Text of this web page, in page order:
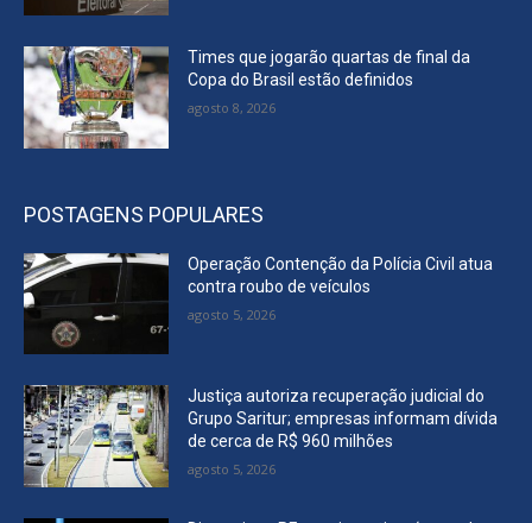
Times que jogarão quartas de final da
Copa do Brasil estão definidos
agosto 8, 2026
POSTAGENS POPULARES
Operação Contenção da Polícia Civil atua
contra roubo de veículos
agosto 5, 2026
Justiça autoriza recuperação judicial do
Grupo Saritur; empresas informam dívida
de cerca de R$ 960 milhões
agosto 5, 2026